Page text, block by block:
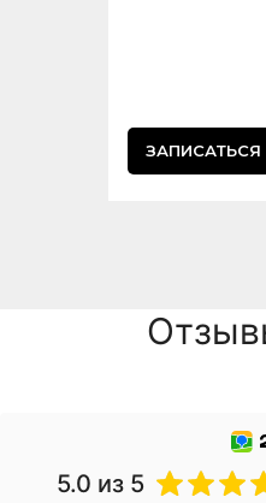
ЗАПИСАТЬСЯ
5.0 из 5